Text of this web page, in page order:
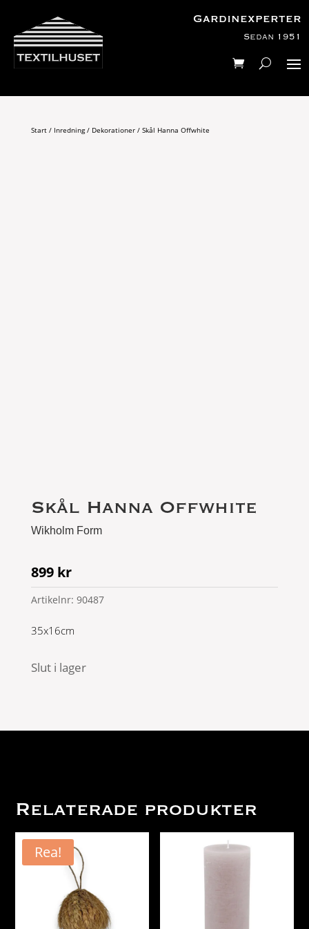
Gardinexperter
Sedan 1951
Start/ Inredning/ Dekorationer/ Skål Hanna Offwhite
Skål Hanna Offwhite
Wikholm Form
899 kr
Artikelnr: 90487
35x16cm
Slut i lager
Relaterade produkter
Rea!